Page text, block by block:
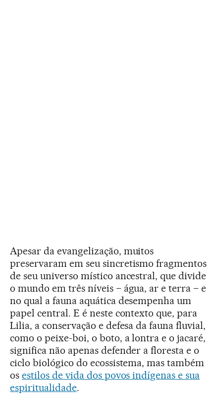
Apesar da evangelização, muitos
preservaram em seu sincretismo fragmentos
de seu universo místico ancestral, que divide
o mundo em três níveis – água, ar e terra – e
no qual a fauna aquática desempenha um
papel central. E é neste contexto que, para
Lilia, a conservação e defesa da fauna fluvial,
como o peixe-boi, o boto, a lontra e o jacaré,
significa não apenas defender a floresta e o
ciclo biológico do ecossistema, mas também
os estilos de vida dos povos indígenas e sua
espiritualidade.